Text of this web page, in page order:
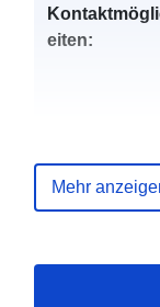
eiten:
Verzeichnis
Mehr